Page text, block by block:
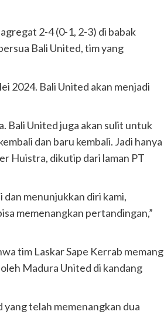
2-4 (0-1, 2-3) di babak
Bali United, tim yang
2024. Bali United akan menjadi
Bali United juga akan sulit untuk
dan baru kembali. Jadi hanya
Huistra, dikutip dari laman PT
dan menunjukkan diri kami,
memenangkan pertandingan,”
tim Laskar Sape Kerrab memang
Madura United di kandang
yang telah memenangkan dua